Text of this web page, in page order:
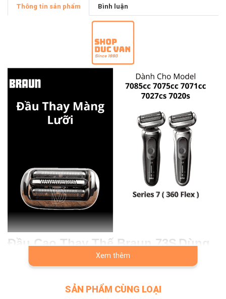
Thông tin sản phẩm Bình luận
Đầu Cạo Thay Thế Braun 73SDùng
cho Máy Cạo Râu Braun Series 7
Thế Hệ Mới 7085cc 7075cc 7020s
Xem thêm
SẢN PHẨM CÙNG LOẠI